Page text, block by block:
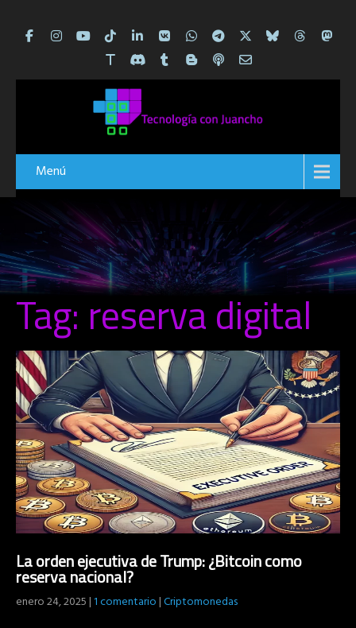
Menú
Tag: reserva digital
La orden ejecutiva de Trump: ¿Bitcoin como
reserva nacional?
enero 24, 2025|1 comentario|Criptomonedas